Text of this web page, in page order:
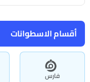
أقسام الاسطوانات
فارس